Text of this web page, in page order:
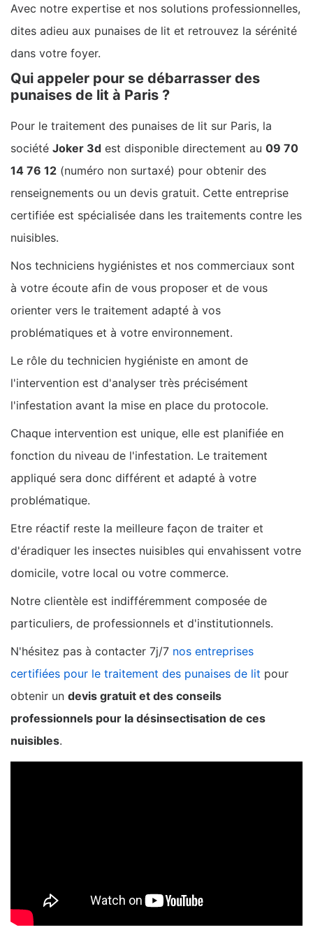
Avec notre expertise et nos solutions professionnelles,
dites adieu aux punaises de lit et retrouvez la sérénité
dans votre foyer.
Qui appeler pour se débarrasser des
punaises de lit à Paris ?
Pour le traitement des punaises de lit sur Paris, la
société Joker 3d est disponible directement au 09 70
14 76 12 (numéro non surtaxé) pour obtenir des
renseignements ou un devis gratuit. Cette entreprise
certifiée est spécialisée dans les traitements contre les
nuisibles.
Nos techniciens hygiénistes et nos commerciaux sont
à votre écoute afin de vous proposer et de vous
orienter vers le traitement adapté à vos
problématiques et à votre environnement.
Le rôle du technicien hygiéniste en amont de
l'intervention est d'analyser très précisément
l'infestation avant la mise en place du protocole.
Chaque intervention est unique, elle est planifiée en
fonction du niveau de l'infestation. Le traitement
appliqué sera donc différent et adapté à votre
problématique.
Etre réactif reste la meilleure façon de traiter et
d'éradiquer les insectes nuisibles qui envahissent votre
domicile, votre local ou votre commerce.
Notre clientèle est indifféremment composée de
particuliers, de professionnels et d'institutionnels.
N'hésitez pas à contacter 7j/7 nos entreprises
certifiées pour le traitement des punaises de lit pour
obtenir un devis gratuit et des conseils
professionnels pour la désinsectisation de ces
nuisibles.